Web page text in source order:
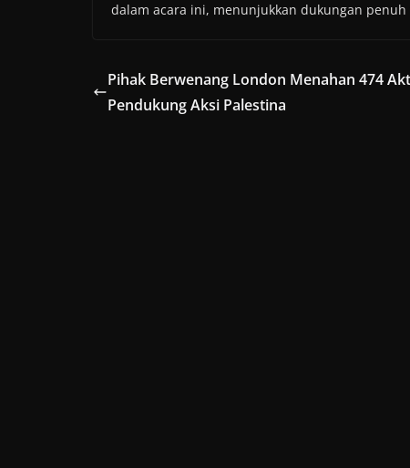
dalam acara ini, menunjukkan dukungan
Pihak Berwenang London Menahan 474
Pendukung Aksi Palestina